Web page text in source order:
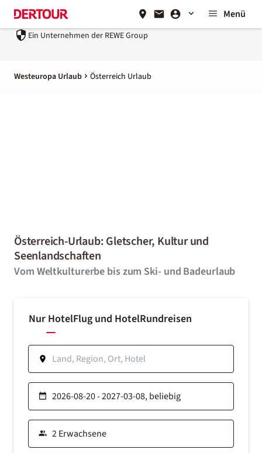
Menü
Sicher & flexibel reisen¹
Unternehmen derREWE Group
Westeuropa Urlaub Österreich Urlaub
Österreich-Urlaub: Gletscher, Kultur und
Seenlandschaften
Vom Weltkulturerbe bis zum Ski- und Badeurlaub
Nur HotelFlug und HotelRundreisen